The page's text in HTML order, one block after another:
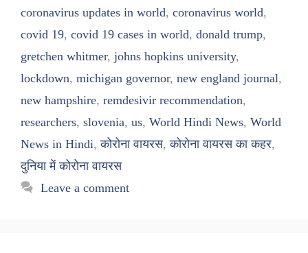
coronavirus updates in world, coronavirus world,
covid 19, covid 19 cases in world, donald trump,
gretchen whitmer, johns hopkins university,
lockdown, michigan governor, new england journal,
new hampshire, remdesivir recommendation,
researchers, slovenia, us, World Hindi News, World
News in Hindi,कोरोना वायरस,कोरोना वायरस का कहर,
दुनिया में कोरोना वायरस
Leave a comment